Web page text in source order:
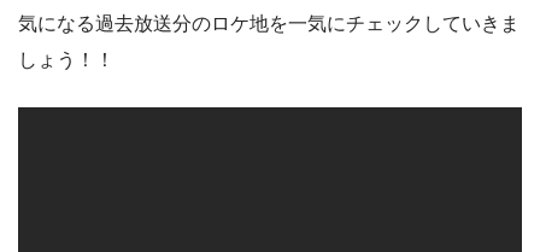
気になる過去放送分のロケ地を一気にチェックしていきま
しょう！！